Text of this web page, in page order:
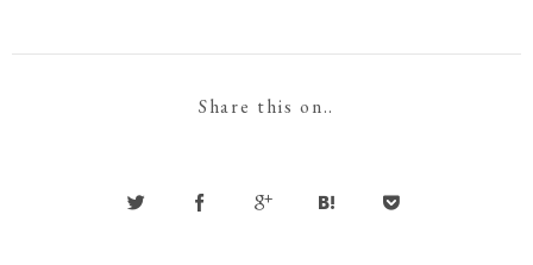
Share this on..